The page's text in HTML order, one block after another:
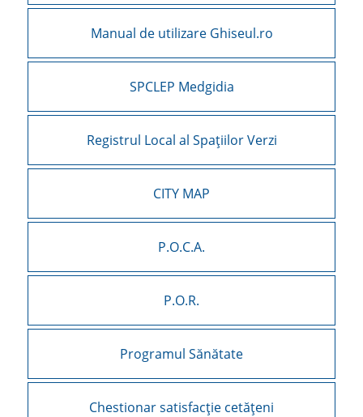
Manual de utilizare Ghiseul.ro
SPCLEP Medgidia
Registrul Local al Spațiilor Verzi
CITY MAP
P.O.C.A.
P.O.R.
Programul Sănătate
Chestionar satisfacție cetățeni